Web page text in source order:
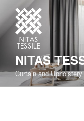
NITAS
Curtain and